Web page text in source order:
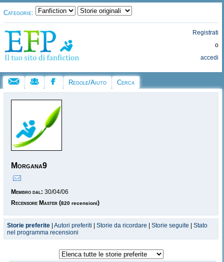
Categorie:
Registrati
o
accedi
Regole/Aiuto Cerca
Morgana9
Membro dal: 30/04/06
Recensore Master (820 recensioni)
Storie preferite Autori preferiti Storie da ricordare Storie seguite
Stato
nel programma recensioni